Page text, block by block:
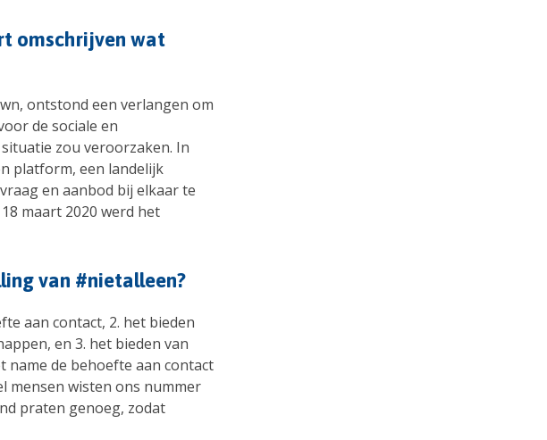
omschrijven wat
ontstond een verlangen om
de sociale en
zou veroorzaken. In
platform, een landelijk
en aanbod bij elkaar te
maart 2020 werd het
van #nietalleen?
aan contact, 2. het bieden
en 3. het bieden van
de behoefte aan contact
mensen wisten ons nummer
praten genoeg, zodat